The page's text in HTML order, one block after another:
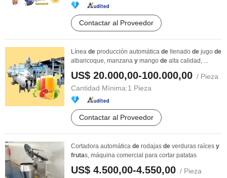
Contactar al Proveedor
Línea de producción automática de llenado de jugo de
albaricoque, manzana y mango de alta calidad, ...
US$ 20.000,00-100.000,00 / Pieza
Cantidad Mínima:1 Pieza
Contactar al Proveedor
Cortadora automática de rodajas de verduras raíces y
frutas, máquina comercial para cortar patatas
US$ 4.500,00-4.550,00 / Pieza